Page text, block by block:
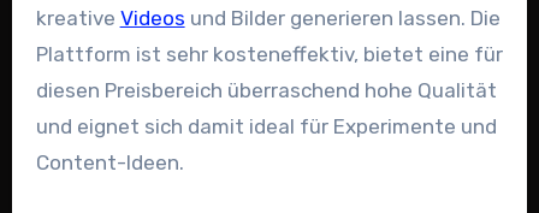
kreative Videos und Bilder generieren lassen. Die
Plattform ist sehr kosteneffektiv, bietet eine für
diesen Preisbereich überraschend hohe Qualität
und eignet sich damit ideal für Experimente und
Content-Ideen.